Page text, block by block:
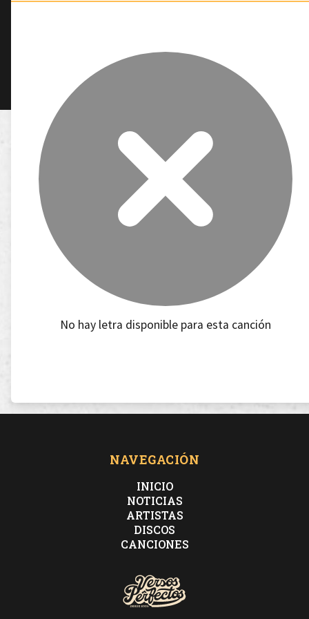
No hay letra disponible para esta canción
NAVEGACIÓN
INICIO
NOTICIAS
ARTISTAS
DISCOS
CANCIONES